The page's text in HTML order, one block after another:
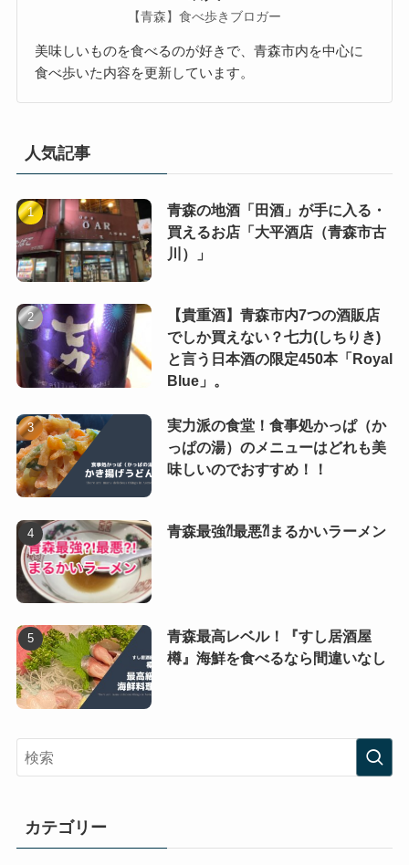
【青森】食べ歩きブロガー
美味しいものを食べるのが好きで、青森市内を中心に
食べ歩いた内容を更新しています。
人気記事
青森の地酒「田酒」が手に入る・
買えるお店「大平酒店（青森市古
川）」
【貴重酒】青森市内7つの酒販店
でしか買えない？七力(しちりき)
と言う日本酒の限定450本「Royal
Blue」。
実力派の食堂！食事処かっぱ（か
っぱの湯）のメニューはどれも美
味しいのでおすすめ！！
青森最強⁈最悪⁈まるかいラーメン
青森最高レベル！『すし居酒屋
樽』海鮮を食べるなら間違いなし
カテゴリー